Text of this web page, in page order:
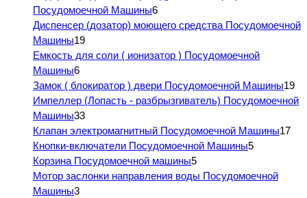
Посудомоечной Машины6
Диспенсер (дозатор) моющего средства Посудомоечной
Машины19
Емкость для соли ( ионизатор ) Посудомоечной
Машины6
Замок ( блокиратор ) двери Посудомоечной Машины19
Импеллер (Лопасть - разбрызгиватель) Посудомоечной
Машины33
Клапан электромагнитный Посудомоечной Машины17
Кнопки-включатели Посудомоечной Машины5
Корзина Посудомоечной машины5
Мотор заслонки направления воды Посудомоечной
Машины3